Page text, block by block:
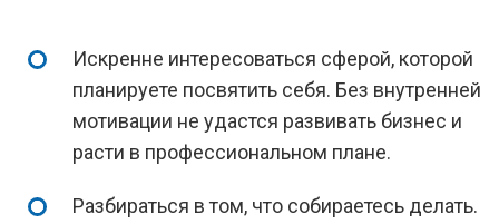
Искренне интересоваться сферой, которой
планируете посвятить себя. Без внутренней
мотивации не удастся развивать бизнес и
расти в профессиональном плане.
Разбираться в том, что собираетесь делать.